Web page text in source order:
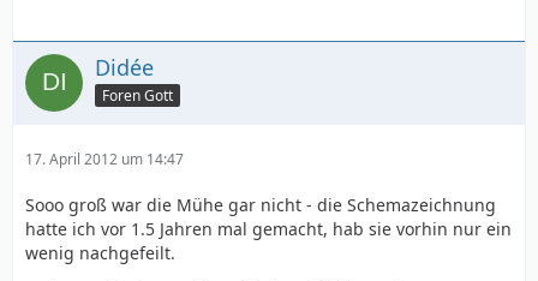
Didée
Foren Gott
17. April 2012 um 14:47
Sooo groß war die Mühe gar nicht - die Schemazeichnung
hatte ich vor 1.5 Jahren mal gemacht, hab sie vorhin nur ein
wenig nachgefeilt.